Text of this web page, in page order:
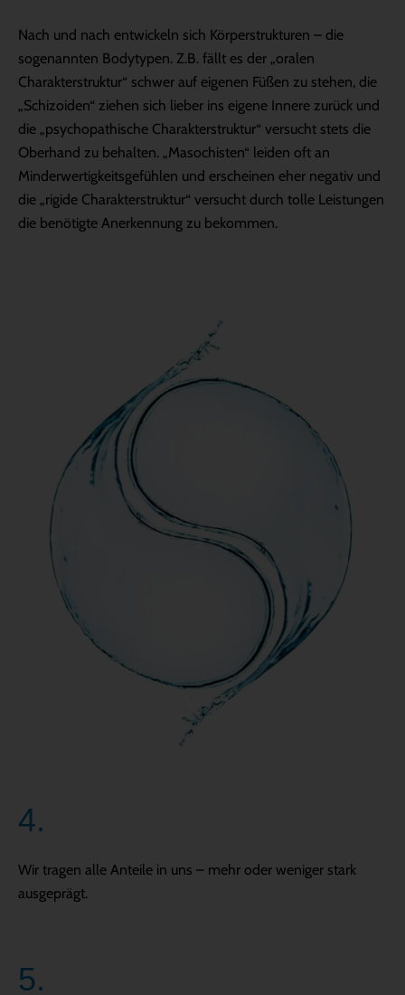
Nach und nach entwickeln sich Körperstrukturen – die
sogenannten Bodytypen. Z.B. fällt es der „oralen
Charakterstruktur“ schwer auf eigenen Füßen zu stehen, die
„Schizoiden“ ziehen sich lieber ins eigene Innere zurück und
die „psychopathische Charakterstruktur“ versucht stets die
Oberhand zu behalten. „Masochisten“ leiden oft an
Minderwertigkeitsgefühlen und erscheinen eher negativ und
die „rigide Charakterstruktur“ versucht durch tolle Leistungen
die benötigte Anerkennung zu bekommen.
4.
Wir tragen alle Anteile in uns – mehr oder weniger stark
ausgeprägt.
5.